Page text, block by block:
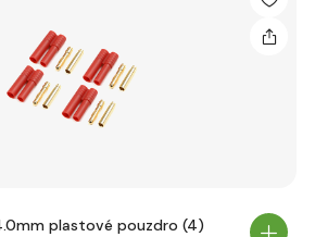
plastové pouzdro (4)